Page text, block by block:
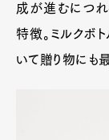
成が進むにつれ
特徴。ミルクボ
いて贈り物にも